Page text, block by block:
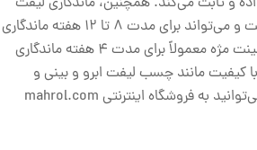
مژه بیشتر از لمینت مژه است و می‌تواند برای مدت 8 تا 12 هفته ماندگاری
داشته باشد، در حالی که لمینت مژه معمولاً برای مدت 4 هفته ماندگاری
کیفیت مانند چسب لیفت ابرو و بینی و
آموزش لیفت مژه و ابرو، می‌توانید به فروشگاه اینترنتی mahrol.com